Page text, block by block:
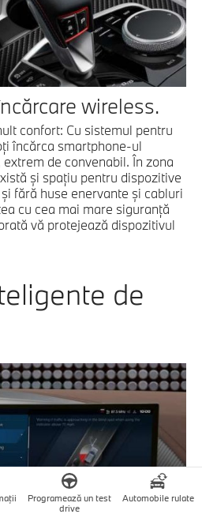
wireless.
confort: Cu sistemul pentru
încărca smartphone-ul
de convenabil. În zona
şi spaţiu pentru dispozitive
fără huse enervante şi cabluri
cu cea mai mare siguranţă
vă protejează dispozitivul
de
Programează un test
drive
Automobile rulate